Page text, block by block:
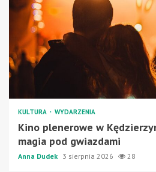
KULTURA WYDARZENIA
Kino plenerowe w
magia pod gwiazdami
Anna Dudek 3 sierpnia 2026 28